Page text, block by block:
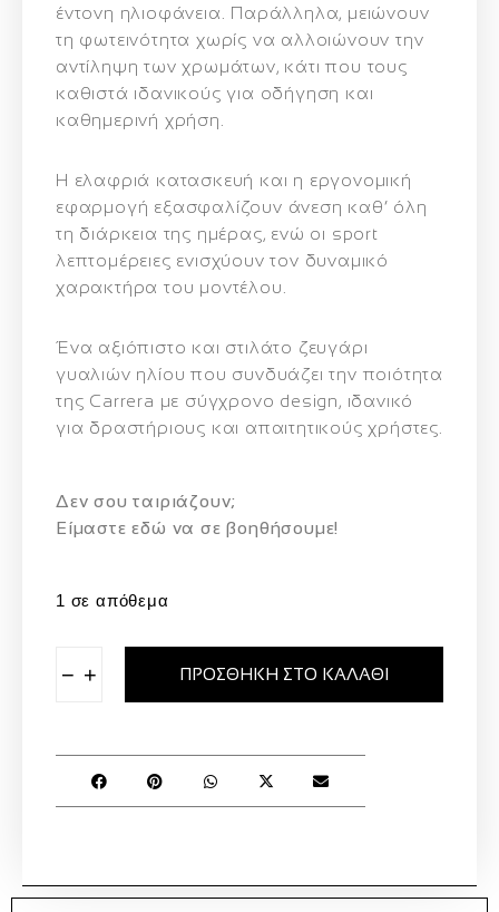
έντονη ηλιοφάνεια. Παράλληλα, μειώνουν
τη φωτεινότητα χωρίς να αλλοιώνουν την
αντίληψη των χρωμάτων, κάτι που τους
καθιστά ιδανικούς για οδήγηση και
καθημερινή χρήση.
Η ελαφριά κατασκευή και η εργονομική
εφαρμογή εξασφαλίζουν άνεση καθ’ όλη
τη διάρκεια της ημέρας, ενώ οι sport
λεπτομέρειες ενισχύουν τον δυναμικό
χαρακτήρα του μοντέλου.
Ένα αξιόπιστο και στιλάτο ζευγάρι
γυαλιών ηλίου που συνδυάζει την ποιότητα
της Carrera με σύγχρονο design, ιδανικό
για δραστήριους και απαιτητικούς χρήστες.
Δεν σου ταιριάζουν;
Eίμαστε εδώ να σε βοηθήσουμε!
1 σε απόθεμα
− + ΠΡΟΣΘΉΚΗ ΣΤΟ ΚΑΛΆΘΙ